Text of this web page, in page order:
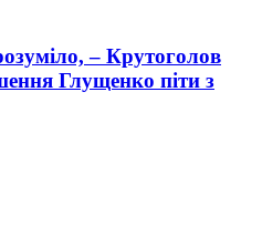
– Крутоголов
Глущенко піти з